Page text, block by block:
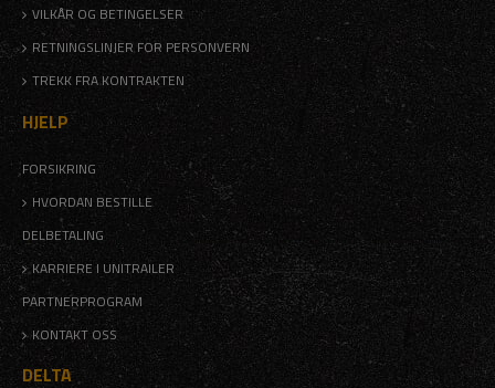
VILKÅR OG BETINGELSER
RETNINGSLINJER FOR PERSONVERN
TREKK FRA KONTRAKTEN
HJELP
FORSIKRING
HVORDAN BESTILLE
DELBETALING
KARRIERE I UNITRAILER
PARTNERPROGRAM
KONTAKT OSS
DELTA